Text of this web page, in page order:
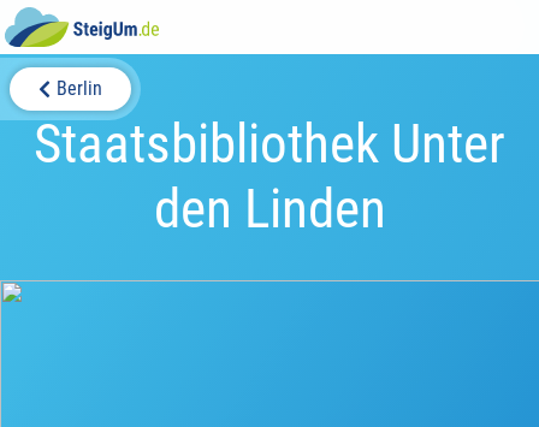
Berlin
Staatsbibliothek Unter
den Linden